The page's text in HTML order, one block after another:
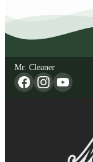
Mr. Cleaner